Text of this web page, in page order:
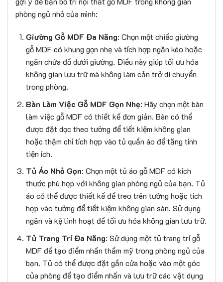
phòng ngủ nhỏ của mình:
Giường Gỗ MDF Đa Năng: Chọn một chiếc giường
gỗ MDF có khung gọn nhẹ và tích hợp ngăn kéo hoặc
ngăn chứa đồ dưới giường. Điều này giúp tối ưu hóa
không gian lưu trữ mà không làm cản trở di chuyển
trong phòng.
Bàn Làm Việc Gỗ MDF Gọn Nhẹ: Hãy chọn một bàn
làm việc gỗ MDF có thiết kế đơn giản. Bàn có thể
được đặt dọc theo tường để tiết kiệm không gian
hoặc thậm chí tích hợp vào tủ quần áo để tăng tính
tiện ích.
Tủ Áo Nhỏ Gọn: Chọn một tủ áo gỗ MDF có kích
thước phù hợp với không gian phòng ngủ của bạn. Tủ
áo có thể được thiết kế để treo trên tường hoặc tích
hợp vào tường để tiết kiệm không gian sàn. Sử dụng
ngăn và kệ linh hoạt để tối ưu hóa không gian lưu trữ.
Tủ Trang Trí Đa Năng: Sử dụng một tủ trang trí gỗ
MDF để tạo điểm nhấn thẩm mỹ trong phòng ngủ của
bạn. Tủ có thể được đặt gần cửa hoặc vào một góc
của phòng để tạo điểm nhấn và lưu trữ các vật dụng